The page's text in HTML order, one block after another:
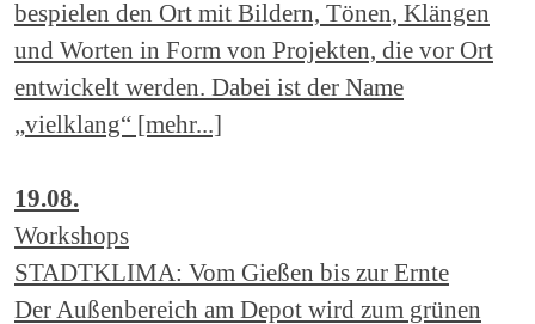
bespielen den Ort mit Bildern, Tönen, Klängen
und Worten in Form von Projekten, die vor Ort
entwickelt werden. Dabei ist der Name
„vielklang“ [mehr...]
19.08.
Workshops
STADTKLIMA: Vom Gießen bis zur Ernte
Der Außenbereich am Depot wird zum grünen